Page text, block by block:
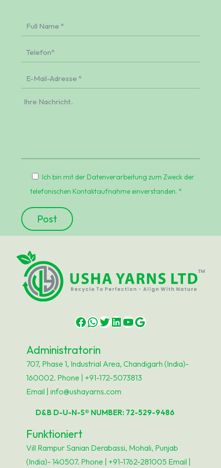
Ich bin mit der Datenverarbeitung zum Zweck der
telefonischen Kontaktaufnahme einverstanden. *
Facebook
WhatsApp
Twitter
LinkedIn
YouTube
Google
Administratorin
707, Phase 1, Industrial Area, Chandigarh (India)-
160002. Phone | +91-172-5073813
Email | info@ushayarns.com
D&B D-U-N-S® NUMBER: 72-529-9486
Funktioniert
Vill Rampur Sanian Derabassi, Mohali, Punjab
(India)- 140507. Phone | +91-1762-281005 Email |